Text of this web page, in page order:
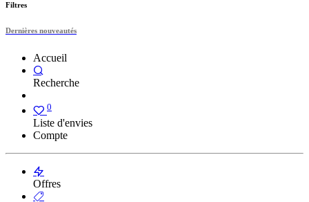
Filtres
Dernières nouveautés
Accueil
Recherche
0
Liste d'envies
Compte
Offres